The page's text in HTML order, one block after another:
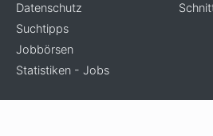
Datenschutz
Suchtipps
Jobbörsen
Statistiken - Jobs